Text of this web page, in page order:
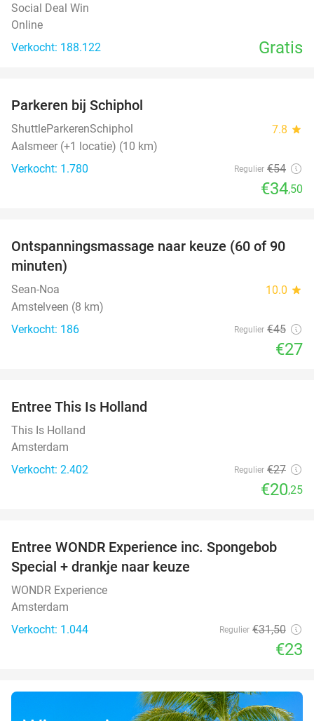
Social Deal Win
Online
Verkocht: 188.122
Gratis
Parkeren bij Schiphol
ShuttleParkerenSchiphol 7.8 star
Aalsmeer (+1 locatie) (10 km)
Verkocht: 1.780
Regulier €54
€34,50
40%
Ontspanningsmassage naar keuze (60 of 90
minuten)
Sean-Noa 10.0 star
Amstelveen (8 km)
Verkocht: 186
Regulier €45
€27
Entree This Is Holland
This Is Holland
Amsterdam
Verkocht: 2.402
Regulier €27
€20,25
27%
Entree WONDR Experience inc. Spongebob
Special + drankje naar keuze
WONDR Experience
Amsterdam
Verkocht: 1.044
Regulier €31,50
€23